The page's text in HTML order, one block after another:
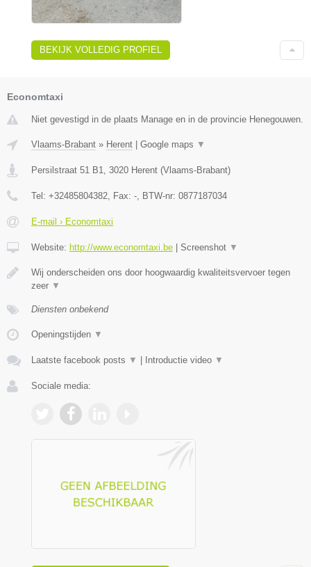
BEKIJK VOLLEDIG PROFIEL
Economtaxi
Niet gevestigd in de plaats Manage en in de provincie Henegouwen.
Vlaams-Brabant » Herent Google maps ▼
Persilstraat 51 B1 3020 Herent (Vlaams-Brabant)
Tel: +32485804382 , Fax: - , BTW-nr: 0877187034
E-mail › Economtaxi
Website: http://www.economtaxi.be Screenshot ▼
Wij onderscheiden ons door hoogwaardig kwaliteitsvervoer tegen
zeer ▼
Diensten onbekend
Openingstijden ▼
Laatste facebook posts ▼ Introductie video ▼
Sociale media: